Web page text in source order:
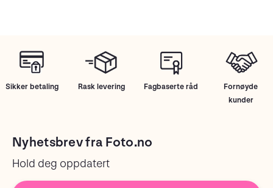
Sikker betaling Rask levering Fagbaserte råd
Fornøyde
kunder
Nyhetsbrev fra Foto.no
Hold deg oppdatert